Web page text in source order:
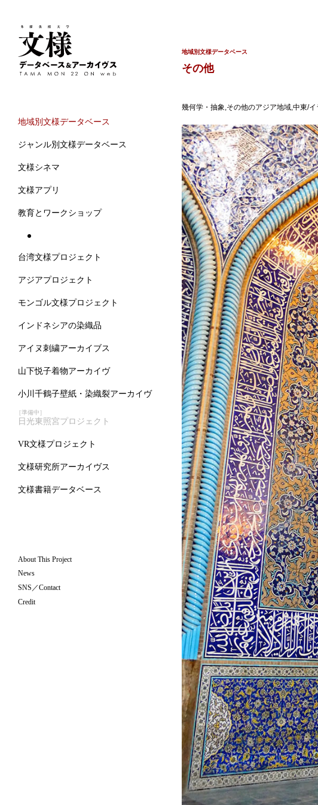
地域別文様データベース
ジャンル別文様データベース
文様シネマ
文様アプリ
教育とワークショップ
台湾文様プロジェクト
アジアプロジェクト
モンゴル文様プロジェクト
インドネシアの染織品
アイヌ刺繍アーカイブス
山下悦子着物アーカイヴ
小川千鶴子壁紙・染織裂アーカイヴ
［準備中］
日光東照宮プロジェクト
VR文様プロジェクト
文様研究所アーカイヴス
文様書籍データベース
About This Project
News
SNS／Contact
Credit
地域別文様データベース
その他
幾何学・抽象,その他のアジア地域,中東/